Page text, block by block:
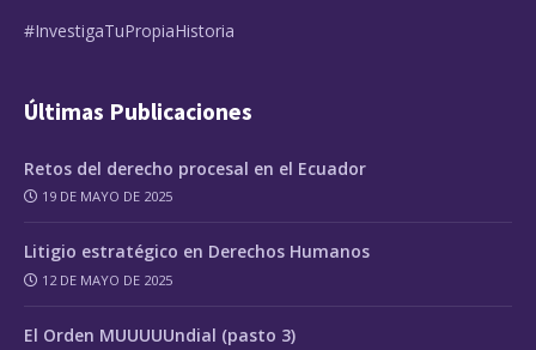
#InvestigaTuPropiaHistoria
Últimas Publicaciones
Retos del derecho procesal en el Ecuador
19 DE MAYO DE 2025
Litigio estratégico en Derechos Humanos
12 DE MAYO DE 2025
El Orden MUUUUUndial (pasto 3)